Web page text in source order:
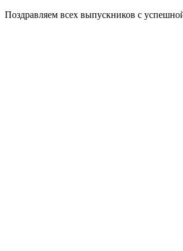
Поздравляем всех выпускников с